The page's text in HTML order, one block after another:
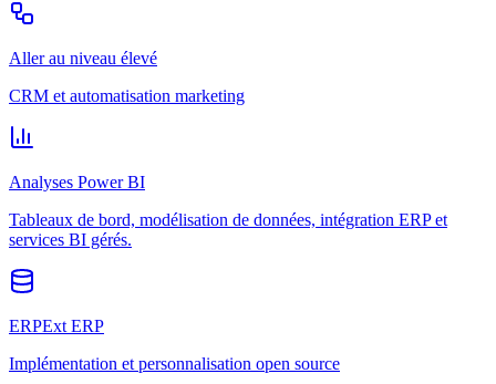
Aller au niveau élevé
CRM et automatisation marketing
Analyses Power BI
Tableaux de bord, modélisation de données, intégration ERP et
services BI gérés.
ERPExt ERP
Implémentation et personnalisation open source